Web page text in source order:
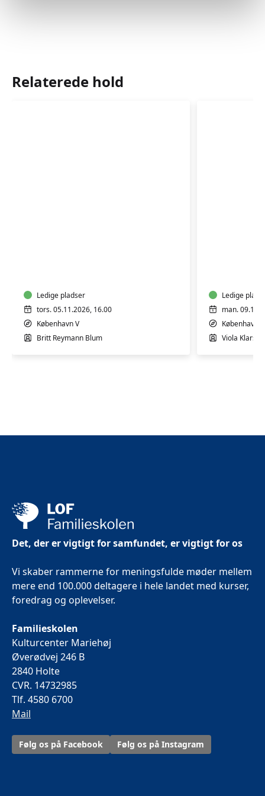
Relaterede hold
Ledige pladser
tors. 05.11.2026, 16.00
København V
Britt Reymann Blum
Ledige
man.
København V
Viola
Det, der er vigtigt for samfundet, er vigtigt for os
Vi skaber rammerne for meningsfulde møder mellem
mere end 100.000 deltagere i hele landet med kurser,
foredrag og oplevelser.
Familieskolen
Kulturcenter Mariehøj
Øverødvej 246 B
2840 Holte
CVR. 14732985
Tlf. 4580 6700
Mail
Følg os på Facebook Følg os på Instagram